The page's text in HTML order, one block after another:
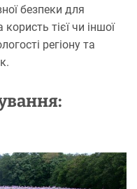
безпеки для
тієї чи іншої
регіону та